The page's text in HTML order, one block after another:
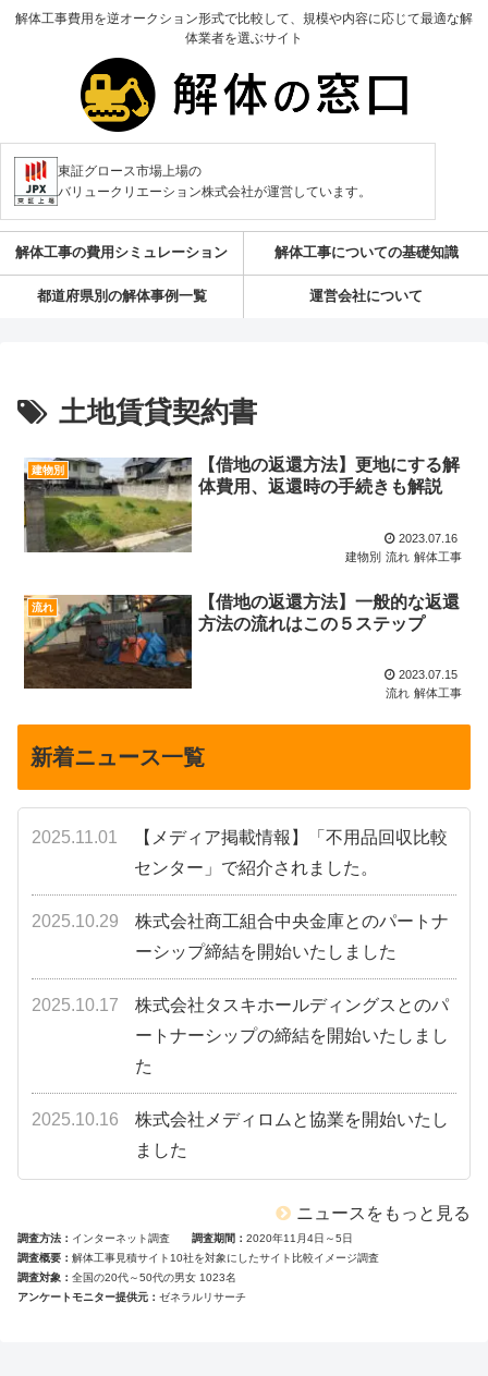
解体工事費用を逆オークション形式で比較して、規模や内容に応じて最適な解
体業者を選ぶサイト
東証グロース市場上場の
バリュークリエーション株式会社が運営しています。
解体工事の費用シミュレーション 解体工事についての基礎知識
都道府県別の解体事例一覧 運営会社について
土地賃貸契約書
建物別
【借地の返還方法】更地にする解
体費用、返還時の手続きも解説
2023.07.16
建物別 流れ 解体工事
流れ
【借地の返還方法】一般的な返還
方法の流れはこの５ステップ
2023.07.15
流れ 解体工事
新着ニュース一覧
2025.11.01
【メディア掲載情報】「不用品回収比較
センター」で紹介されました。
2025.10.29
株式会社商工組合中央金庫とのパートナ
ーシップ締結を開始いたしました
2025.10.17
株式会社タスキホールディングスとのパ
ートナーシップの締結を開始いたしまし
た
2025.10.16
株式会社メディロムと協業を開始いたし
ました
ニュースをもっと見る
調査方法 インターネット調査 調査期間
2020年11月4日～5日
調査概要
解体工事見積サイト10社を対象にしたサイト比較イメージ調査
調査対象
全国の20代～50代の男女 1023名
アンケートモニター提供元
ゼネラルリサーチ